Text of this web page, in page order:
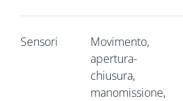
Sensori
Movimento,
apertura-
chiusura,
manomissione,